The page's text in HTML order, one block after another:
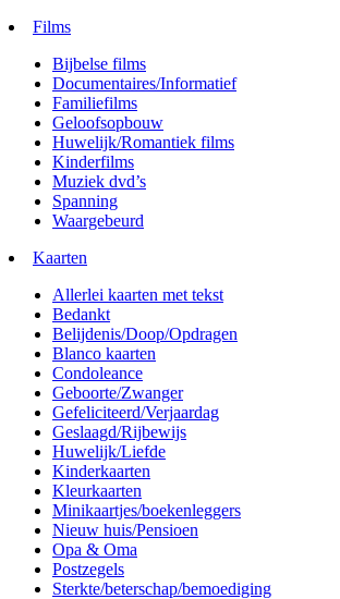
Films
Bijbelse films
Documentaires/Informatief
Familiefilms
Geloofsopbouw
Huwelijk/Romantiek films
Kinderfilms
Muziek dvd’s
Spanning
Waargebeurd
Kaarten
Allerlei kaarten met tekst
Bedankt
Belijdenis/Doop/Opdragen
Blanco kaarten
Condoleance
Geboorte/Zwanger
Gefeliciteerd/Verjaardag
Geslaagd/Rijbewijs
Huwelijk/Liefde
Kinderkaarten
Kleurkaarten
Minikaartjes/boekenleggers
Nieuw huis/Pensioen
Opa & Oma
Postzegels
Sterkte/beterschap/bemoediging